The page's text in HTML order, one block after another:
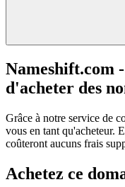
Nameshift.com
d'acheter des
Grâce à notre service de
vous en tant qu'acheteur.
coûteront aucuns frais
Achetez ce